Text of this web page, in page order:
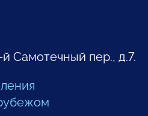
Самотечный пер., д.7.